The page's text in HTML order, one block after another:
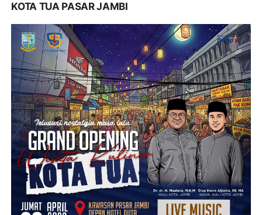
KOTA TUA PASAR JAMBI